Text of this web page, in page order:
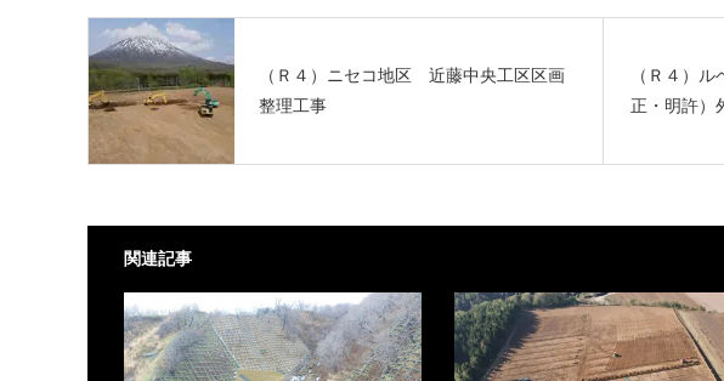
（Ｒ４）ニセコ地区 近藤中央工区区画
整理工事
（Ｒ４）
正・明許）
関連記事